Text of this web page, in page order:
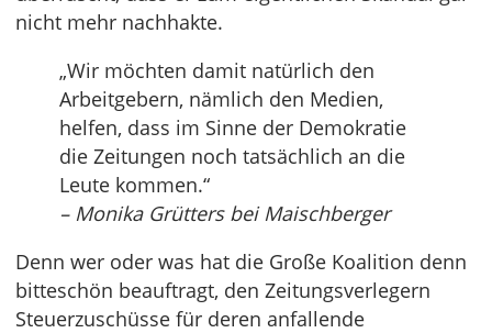
nicht mehr nachhakte.
„Wir möchten damit natürlich den
Arbeitgebern, nämlich den Medien,
helfen, dass im Sinne der Demokratie
die Zeitungen noch tatsächlich an die
Leute kommen.“
– Monika Grütters bei Maischberger
Denn wer oder was hat die Große Koalition denn
bitteschön beauftragt, den Zeitungsverlegern
Steuerzuschüsse für deren anfallende